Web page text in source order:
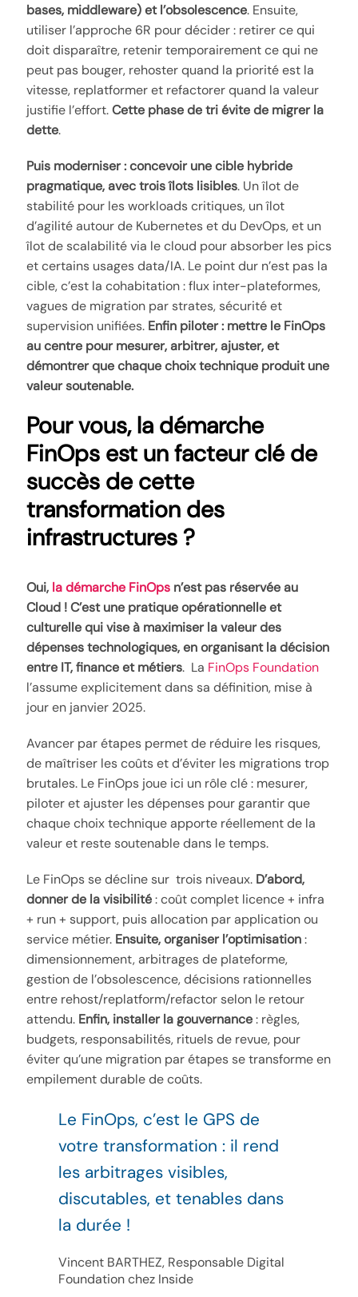
bases, middleware) et l’obsolescence. Ensuite,
utiliser l’approche 6R pour décider : retirer ce qui
doit disparaître, retenir temporairement ce qui ne
peut pas bouger, rehoster quand la priorité est la
vitesse, replatformer et refactorer quand la valeur
justifie l’effort.Cette phase de tri évite de migrer la
dette.
Puis moderniser : concevoir une cible hybride
pragmatique, avec trois îlots lisibles. Un îlot de
stabilité pour les workloads critiques, un îlot
d’agilité autour de Kubernetes et du DevOps, et un
îlot de scalabilité via le cloud pour absorber les pics
et certains usages data/IA. Le point dur n’est pas la
cible, c’est la cohabitation : flux inter-plateformes,
vagues de migration par strates, sécurité et
supervision unifiées. Enfin piloter : mettre le FinOps
au centre pour mesurer, arbitrer, ajuster, et
démontrer que chaque choix technique produit une
valeur soutenable.
Pour vous, la démarche
FinOps est un facteur clé de
succès de cette
transformation des
infrastructures ?
Oui, la démarche FinOps n’est pas réservée au
Cloud ! C’est une pratique opérationnelle et
culturelle qui vise à maximiser la valeur des
dépenses technologiques, en organisant la décision
entre IT, finance et métiers. La FinOps Foundation
l’assume explicitement dans sa définition, mise à
jour en janvier 2025.
Avancer par étapes permet de réduire les risques,
de maîtriser les coûts et d’éviter les migrations trop
brutales. Le FinOps joue ici un rôle clé : mesurer,
piloter et ajuster les dépenses pour garantir que
chaque choix technique apporte réellement de la
valeur et reste soutenable dans le temps.
Le FinOps se décline sur trois niveaux. D’abord,
donner de la visibilité: coût complet licence + infra
+ run + support, puis allocation par application ou
service métier. Ensuite, organiser l’optimisation:
dimensionnement, arbitrages de plateforme,
gestion de l’obsolescence, décisions rationnelles
entre rehost/replatform/refactor selon le retour
attendu. Enfin, installer la gouvernance: règles,
budgets, responsabilités, rituels de revue, pour
éviter qu’une migration par étapes se transforme en
empilement durable de coûts.
Le FinOps, c’est le GPS de
votre transformation : il rend
les arbitrages visibles,
discutables, et tenables dans
la durée !
Vincent BARTHEZ, Responsable Digital
Foundation chez Inside